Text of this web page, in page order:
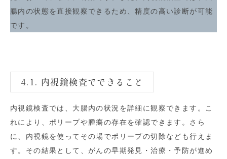
腸内の状態を直接観察できるため、精度の高い診断が可能
です。
4.1. 内視鏡検査でできること
内視鏡検査では、大腸内の状況を詳細に観察できます。こ
れにより、ポリープや腫瘍の存在を確認できます。さら
に、内視鏡を使ってその場でポリープの切除なども行えま
す。その結果として、がんの早期発見・治療・予防が進め